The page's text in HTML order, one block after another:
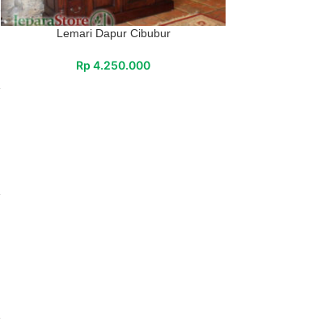
Lemari Dapur Cibubur
Rp 4.250.000